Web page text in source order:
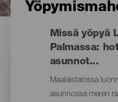
Missä yöpyä
Palmassa:
asunnot...
Maalaistalossa
asunnossa meren